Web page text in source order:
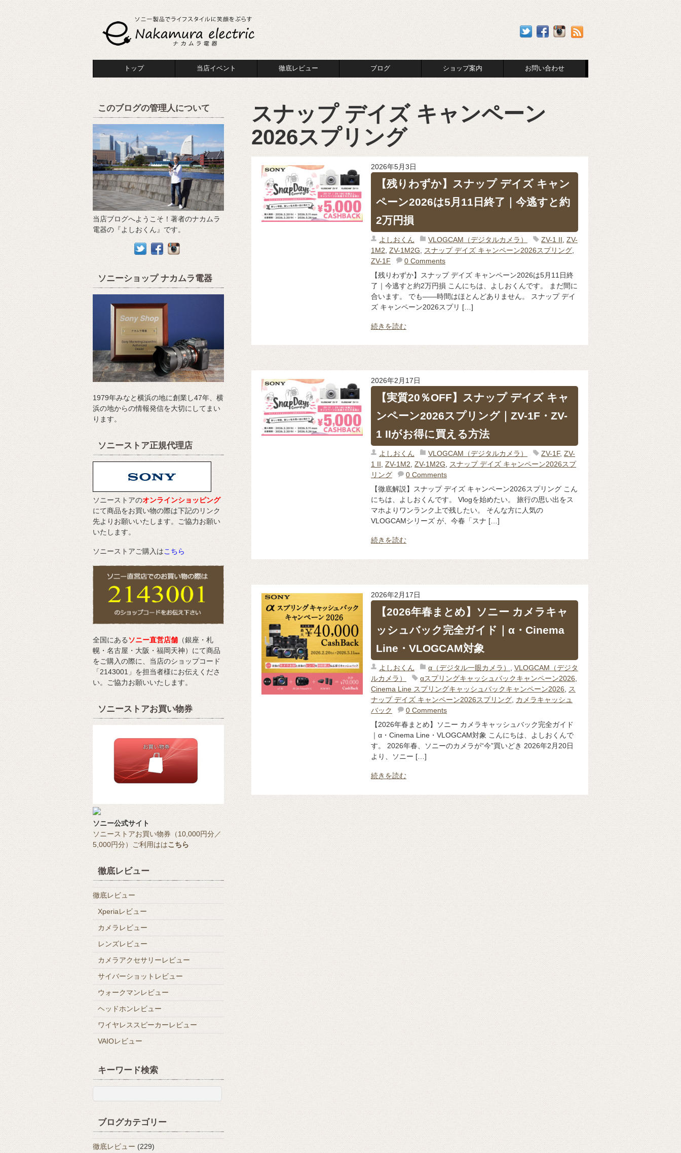
トップ 当店イベント 徹底レビュー ブログ ショップ案内 お問い合わせ
スナップ デイズ キャンペーン
2026スプリング
2026年5月3日
【残りわずか】スナップ デイズ キャン
ペーン2026は5月11日終了｜今逃すと約
2万円損
よしおくん VLOGCAM（デジタルカメラ） ZV-1 II ZV-
1M2 ZV-1M2G スナップ デイズ キャンペーン2026スプリング,
ZV-1F
0 Comments
【残りわずか】スナップ デイズ キャンペーン2026は5月11日終
了｜今逃すと約2万円損 こんにちは、よしおくんです。 まだ間に
合います。 でも――時間はほとんどありません。 スナップ デイ
ズ キャンペーン2026スプリ […]
続きを読む
2026年2月17日
【実質20％OFF】スナップ デイズ キャ
ンペーン2026スプリング｜ZV-1F・ZV-
1 IIがお得に買える方法
よしおくん VLOGCAM（デジタルカメラ） ZV-1F, ZV-
1 II, ZV-1M2, ZV-1M2G, スナップ デイズ キャンペーン2026スプ
リング
0 Comments
【徹底解説】スナップ デイズ キャンペーン2026スプリング こん
にちは、よしおくんです。 Vlogを始めたい。 旅行の思い出をス
マホよりワンランク上で残したい。 そんな方に人気の
VLOGCAMシリーズ が、今春「スナ […]
続きを読む
2026年2月17日
【2026年春まとめ】ソニー カメラキャ
ッシュバック完全ガイド｜α・Cinema
Line・VLOGCAM対象
よしおくん α（デジタル一眼カメラ）
VLOGCAM（デジタ
ルカメラ）
αスプリングキャッシュバックキャンペーン2026
Cinema Line スプリングキャッシュバックキャンペーン2026
ス
ナップ デイズ キャンペーン2026スプリング, カメラキャッシュ
バック
0 Comments
【2026年春まとめ】ソニー カメラキャッシュバック完全ガイド
｜α・Cinema Line・VLOGCAM対象 こんにちは、よしおくんで
す。 2026年春、ソニーのカメラが“今”買いどき 2026年2月20日
より、ソニー […]
続きを読む
このブログの管理人について
当店ブログへようこそ！著者のナカムラ
電器の『よしおくん』です。
ソニーショップ ナカムラ電器
1979年みなと横浜の地に創業し47年、横
浜の地からの情報発信を大切にしてまい
ります。
ソニーストア正規代理店
ソニーストアのオンラインショッピング
にて商品をお買い物の際は下記のリンク
先よりお願いいたします。ご協力お願い
いたします。
ソニーストアご購入はこちら
全国にあるソニー直営店舗 （銀座・札
幌・名古屋・大阪・福岡天神）にて商品
をご購入の際に、当店のショップコード
「2143001」を担当者様にお伝えくださ
い。ご協力お願いいたします。
ソニーストアお買い物券
ソニー公式サイト
ソニーストアお買い物券（10,000円分／
5,000円分）ご利用ははこちら
徹底レビュー
徹底レビュー
Xperiaレビュー
カメラレビュー
レンズレビュー
カメラアクセサリーレビュー
サイバーショットレビュー
ウォークマンレビュー
ヘッドホンレビュー
ワイヤレススピーカーレビュー
VAIOレビュー
キーワード検索
ブログカテゴリー
徹底レビュー (229)